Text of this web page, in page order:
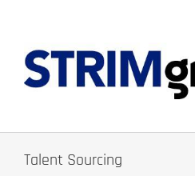
Talent Sourcing